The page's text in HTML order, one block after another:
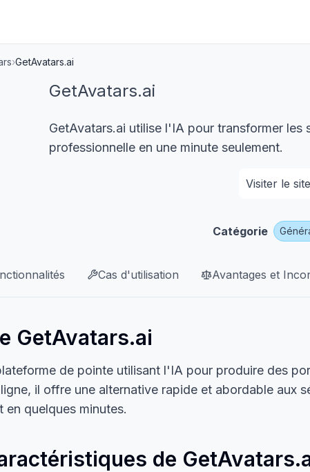
›GetAvatars.ai
GetAvatars.ai
GetAvatars.ai utilise l'IA pour transformer les
professionnelle en une minute seulement.
Visiter le
Catégorie
Cas d'utilisation Avantages et
GetAvatars.ai
de pointe utilisant l'IA pour produire des
il offre une alternative rapide et abordable aux
quelques minutes.
de